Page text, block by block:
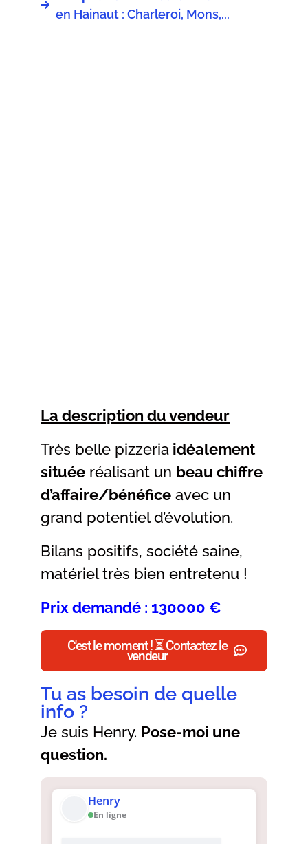
en Hainaut : Charleroi, Mons,...
La description du vendeur
Très belle pizzeria idéalement
située réalisant un beau chiffre
d’affaire/bénéfice avec un
grand potentiel d’évolution.
Bilans positifs, société saine,
matériel très bien entretenu !
Prix demandé : 130000 €
C'est le moment ! ⏳ Contactez le
vendeur
Henry
En ligne
Je suis Henry. Pose-moi une
question.
Tu as besoin de quelle
info ?